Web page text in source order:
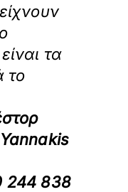
τα
το
244 838